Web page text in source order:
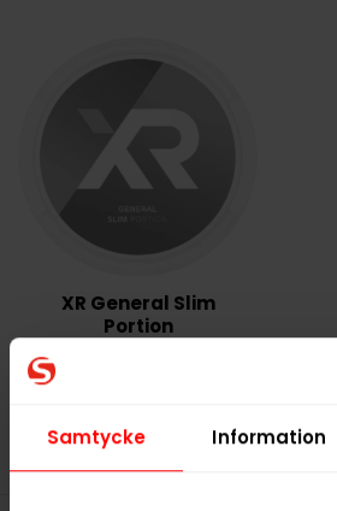
Samtycke Information
XR General Slim
Portion